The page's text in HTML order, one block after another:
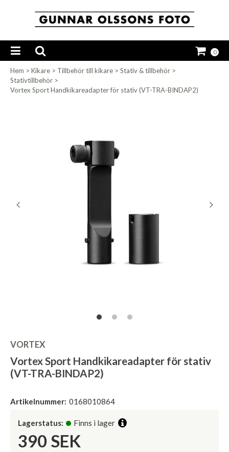
0
Hem > Kikare > Tillbehör till kikare > Stativ & tillbehör >
Stativtillbehör >
Vortex Sport Handkikareadapter för stativ (VT-TRA-BINDAP2)
VORTEX
Vortex Sport Handkikareadapter för stativ
(VT-TRA-BINDAP2)
Artikelnummer: 0168010864
Lagerstatus: Finns i lager
390 SEK